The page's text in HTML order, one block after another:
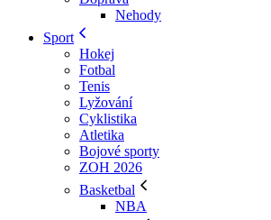
Nehody
Sport
Hokej
Fotbal
Tenis
Lyžování
Cyklistika
Atletika
Bojové sporty
ZOH 2026
Basketbal
NBA